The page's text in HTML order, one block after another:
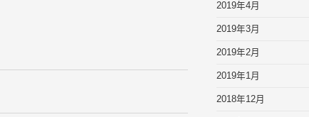
2019年4月
2019年3月
2019年2月
2019年1月
2018年12月